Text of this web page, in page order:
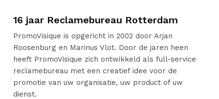
16 jaar Reclamebureau Rotterdam
PromoVisique is opgericht in 2002 door Arjan
Roosenburg en Marinus Vlot. Door de jaren heen
heeft PromoVisique zich ontwikkeld als full-service
reclamebureau met een creatief idee voor de
promotie van uw organisatie, uw product of uw
dienst.